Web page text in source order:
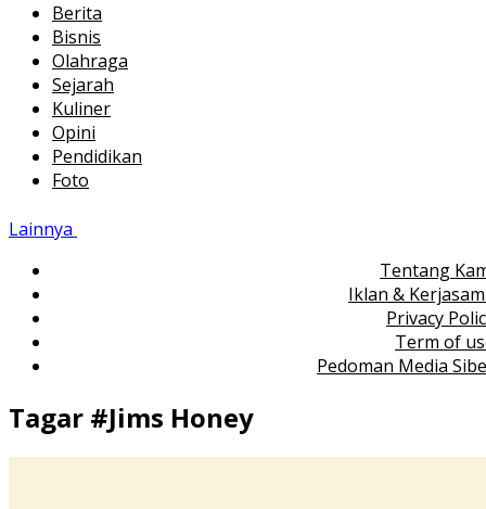
Berita
Bisnis
Olahraga
Sejarah
Kuliner
Opini
Pendidikan
Foto
Lainnya
Tentang
Iklan &
Privacy
Term of
Pedoman Media
Tagar #Jims Honey